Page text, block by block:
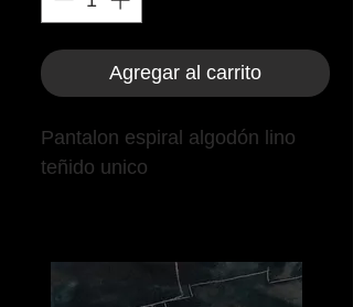
Agregar al carrito
Pantalon espiral algodón lino
teñido unico